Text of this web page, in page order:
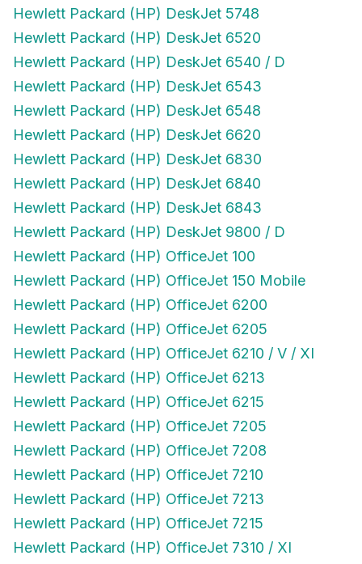
Hewlett Packard (HP) DeskJet 5748
Hewlett Packard (HP) DeskJet 6520
Hewlett Packard (HP) DeskJet 6540 / D
Hewlett Packard (HP) DeskJet 6543
Hewlett Packard (HP) DeskJet 6548
Hewlett Packard (HP) DeskJet 6620
Hewlett Packard (HP) DeskJet 6830
Hewlett Packard (HP) DeskJet 6840
Hewlett Packard (HP) DeskJet 6843
Hewlett Packard (HP) DeskJet 9800 / D
Hewlett Packard (HP) OfficeJet 100
Hewlett Packard (HP) OfficeJet 150 Mobile
Hewlett Packard (HP) OfficeJet 6200
Hewlett Packard (HP) OfficeJet 6205
Hewlett Packard (HP) OfficeJet 6210 / V / XI
Hewlett Packard (HP) OfficeJet 6213
Hewlett Packard (HP) OfficeJet 6215
Hewlett Packard (HP) OfficeJet 7205
Hewlett Packard (HP) OfficeJet 7208
Hewlett Packard (HP) OfficeJet 7210
Hewlett Packard (HP) OfficeJet 7213
Hewlett Packard (HP) OfficeJet 7215
Hewlett Packard (HP) OfficeJet 7310 / XI